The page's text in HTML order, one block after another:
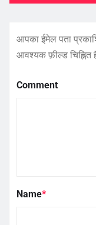
आपका ईमेल पता
आवश्यक फ़ील्ड चिह्नित
Comment
Name*